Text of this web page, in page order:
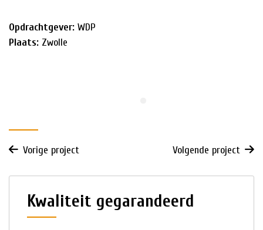
Opdrachtgever: WDP
Plaats: Zwolle
Vorige project Volgende project
Kwaliteit gegarandeerd